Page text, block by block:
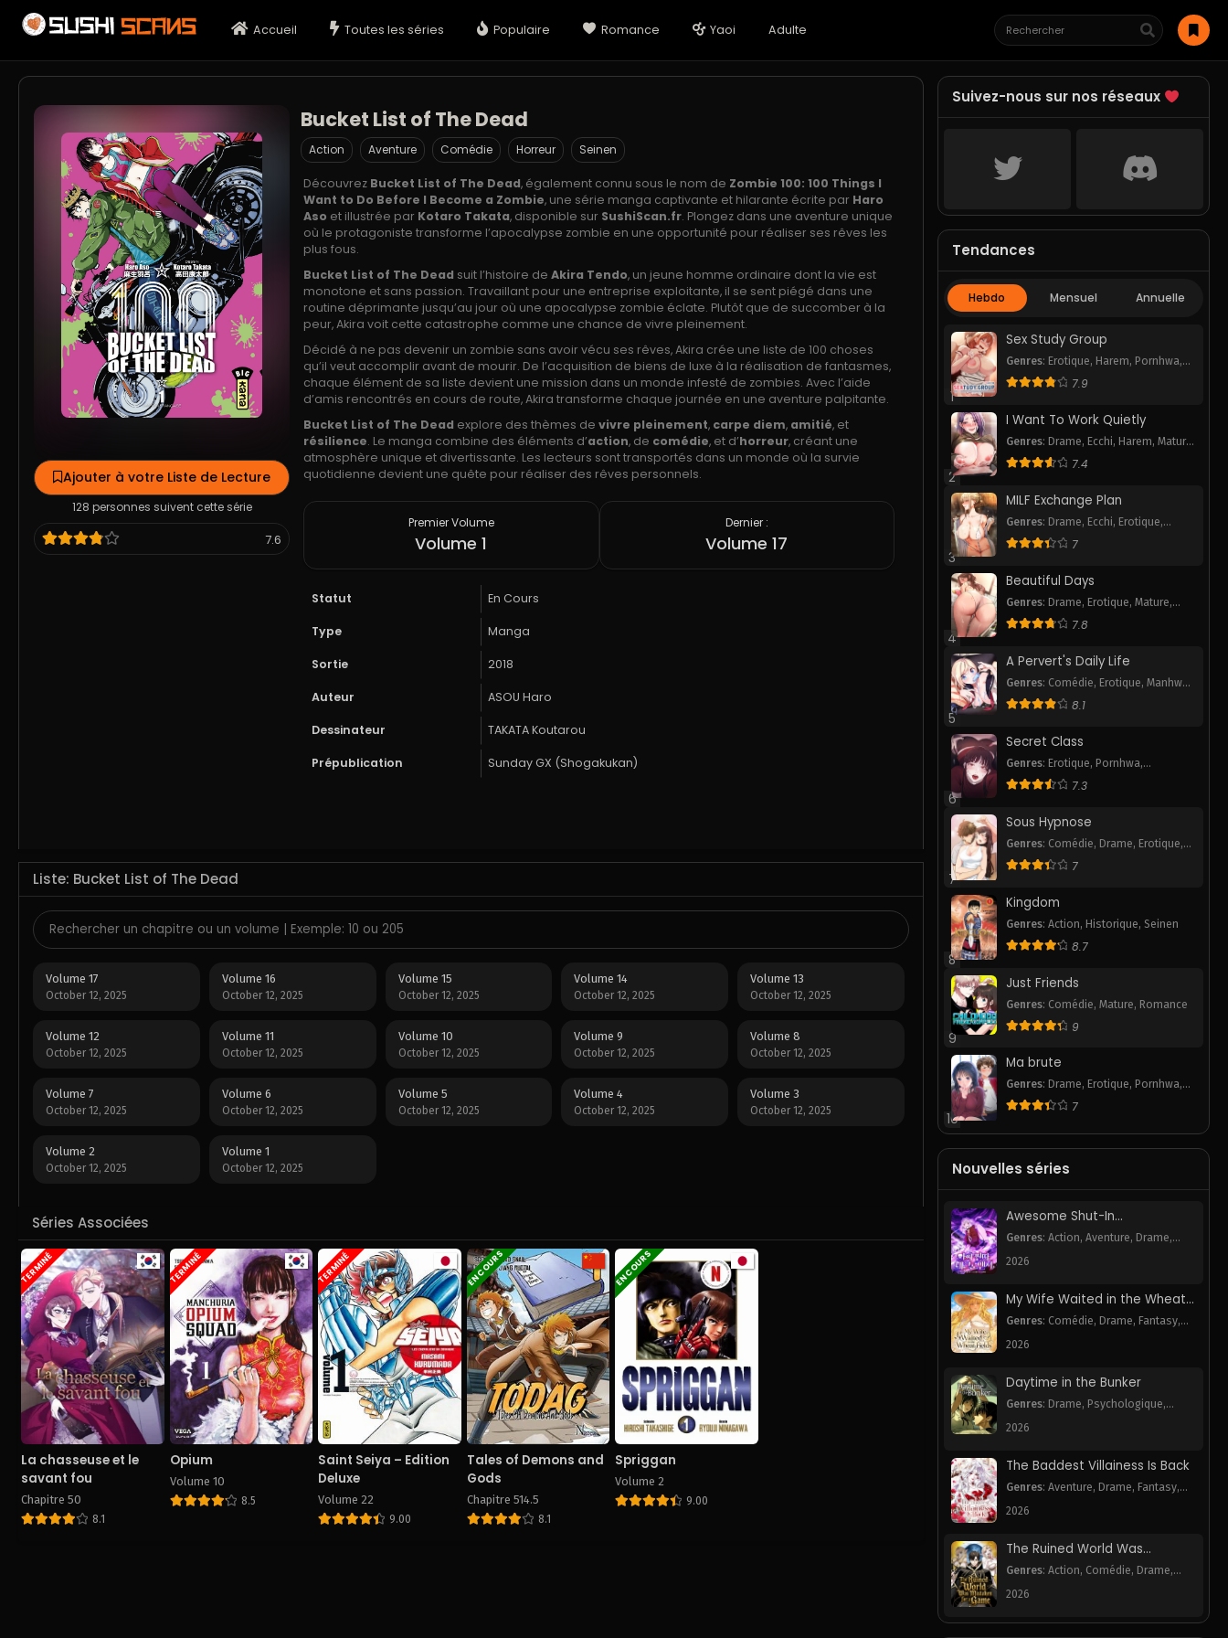
Accueil Toutes les séries Populaire Romance Yaoi Adulte
Ajouter à votre Liste de Lecture
128 personnes suivent cette série
7.6
Bucket List of The Dead
Action Aventure Comédie Horreur Seinen
Découvrez Bucket List of The Dead, également connu sous le nom de Zombie 100: 100 Things I
Want to Do Before I Become a Zombie, une série manga captivante et hilarante écrite par Haro
Aso et illustrée par Kotaro Takata, disponible sur SushiScan.fr. Plongez dans une aventure unique
où le protagoniste transforme l’apocalypse zombie en une opportunité pour réaliser ses rêves les
plus fous.
Bucket List of The Dead suit l’histoire de Akira Tendo, un jeune homme ordinaire dont la vie est
monotone et sans passion. Travaillant pour une entreprise exploitante, il se sent piégé dans une
routine déprimante jusqu’au jour où une apocalypse zombie éclate. Plutôt que de succomber à la
peur, Akira voit cette catastrophe comme une chance de vivre pleinement.
Décidé à ne pas devenir un zombie sans avoir vécu ses rêves, Akira crée une liste de 100 choses
qu’il veut accomplir avant de mourir. De l’acquisition de biens de luxe à la réalisation de fantasmes,
chaque élément de sa liste devient une mission dans un monde infesté de zombies. Avec l’aide
d’amis rencontrés en cours de route, Akira transforme chaque journée en une aventure palpitante.
Bucket List of The Dead explore des thèmes de vivre pleinement, carpe diem, amitié, et
résilience. Le manga combine des éléments d’action, de comédie, et d’horreur, créant une
atmosphère unique et divertissante. Les lecteurs sont transportés dans un monde où la survie
quotidienne devient une quête pour réaliser des rêves personnels.
Premier Volume
Volume 1
Dernier :
Volume 17
Statut En Cours
Type Manga
Sortie 2018
Auteur ASOU Haro
Dessinateur TAKATA Koutarou
Prépublication Sunday GX (Shogakukan)
Liste: Bucket List of The Dead
Volume 17
October 12, 2025
Volume 16
October 12, 2025
Volume 15
October 12, 2025
Volume 14
October 12, 2025
Volume 13
October 12, 2025
Volume 12
October 12, 2025
Volume 11
October 12, 2025
Volume 10
October 12, 2025
Volume 9
October 12, 2025
Volume 8
October 12, 2025
Volume 7
October 12, 2025
Volume 6
October 12, 2025
Volume 5
October 12, 2025
Volume 4
October 12, 2025
Volume 3
October 12, 2025
Volume 2
October 12, 2025
Volume 1
October 12, 2025
Séries Associées
TERMINÉ
La chasseuse et le
savant fou
Chapitre 50
8.1
TERMINÉ
Opium
Volume 10
8.5
TERMINÉ
Saint Seiya – Edition
Deluxe
Volume 22
9.00
EN COURS
Tales of Demons and
Gods
Chapitre 514.5
8.1
EN COURS
Spriggan
Volume 2
9.00
Suivez-nous sur nos réseaux
Tendances
Hebdo Mensuel Annuelle
1
Sex Study Group
Genres: Erotique, Harem, Pornhwa,
Romance,School Life
7.9
2
I Want To Work Quietly
Genres: Drame, Ecchi, Harem,Mature,
Pornhwa,Romance
7.4
3
MILF Exchange Plan
Genres: Drame, Ecchi, Erotique,
Pornhwa,Romance
7
4
Beautiful Days
Genres: Drame, Erotique,Mature,
Pornhwa,Smut
7.8
5
A Pervert's Daily Life
Genres: Comédie, Erotique,Manhwa
P,Mature,Pornhwa
8.1
6
Secret Class
Genres: Erotique, Pornhwa,
Romance,Smut,
7.3
7
Sous Hypnose
Genres: Comédie, Drame, Erotique,
Pornhwa,Romance
7
8
Kingdom
Genres:Action, Historique,Seinen
8.7
9
Just Friends
Genres: Comédie,Mature, Romance
9
10
Ma brute
Genres: Drame, Erotique, Pornhwa,
School Life, Smut
7
Nouvelles séries
Awesome Shut-In
Necromancer
Genres:Action,Aventure, Drame,
Harem
2026
My Wife Waited in the Wheat
Fields
Genres: Comédie, Drame, Fantasy,
Romance
2026
Daytime in the Bunker
Genres: Drame, Psychologique,
Romance
2026
The Baddest Villainess Is Back
Genres:Aventure, Drame, Fantasy,
Romance
2026
The Ruined World Was
Mistaken for a Game
Genres:Action, Comédie, Drame,
Fantasy
2026